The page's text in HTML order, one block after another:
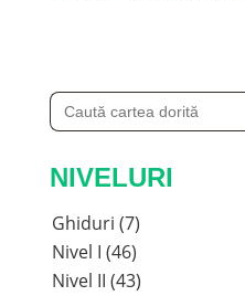
Search
for:
NIVELURI
Ghiduri (7)
Nivel I (46)
Nivel II (43)